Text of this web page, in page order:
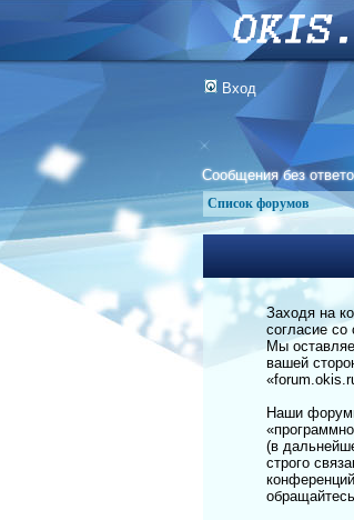
Вход
Сообщения без
Список форумов
Заходя на
согласие
Мы
вашей
Наши
(в
строго